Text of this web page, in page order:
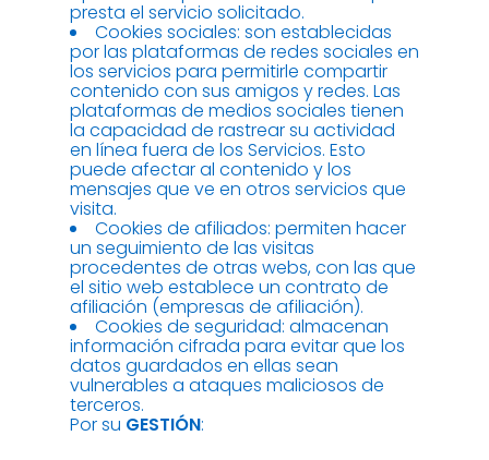
presta el servicio solicitado.
Cookies sociales: son establecidas
por las plataformas de redes sociales en
los servicios para permitirle compartir
contenido con sus amigos y redes. Las
plataformas de medios sociales tienen
la capacidad de rastrear su actividad
en línea fuera de los Servicios. Esto
puede afectar al contenido y los
mensajes que ve en otros servicios que
visita.
Cookies de afiliados: permiten hacer
un seguimiento de las visitas
procedentes de otras webs, con las que
el sitio web establece un contrato de
afiliación (empresas de afiliación).
Cookies de seguridad: almacenan
información cifrada para evitar que los
datos guardados en ellas sean
vulnerables a ataques maliciosos de
terceros.
Por su GESTIÓN: